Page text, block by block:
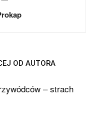
OD AUTORA
– strach